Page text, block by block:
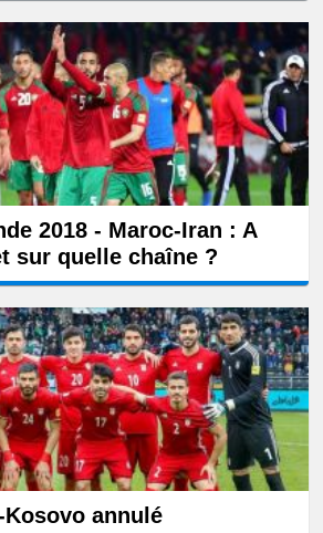
2018 - Maroc-Iran : A
sur quelle chaîne ?
annulé